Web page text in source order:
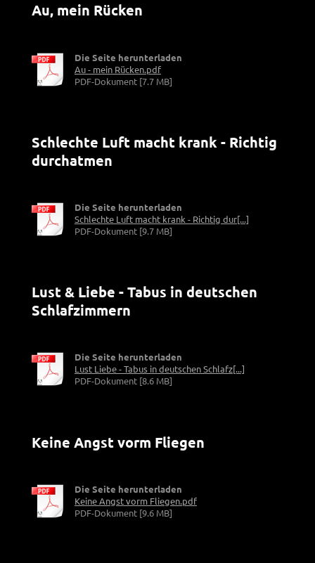
Au, mein Rücken
Die Seite herunterladen
Au - mein Rücken.pdf
PDF-Dokument [7.7 MB]
Schlechte Luft macht krank - Richtig
durchatmen
Die Seite herunterladen
Schlechte Luft macht krank - Richtig dur[...]
PDF-Dokument [9.7 MB]
Lust & Liebe - Tabus in deutschen
Schlafzimmern
Die Seite herunterladen
Lust Liebe - Tabus in deutschen Schlafz[...]
PDF-Dokument [8.6 MB]
Keine Angst vorm Fliegen
Die Seite herunterladen
Keine Angst vorm Fliegen.pdf
PDF-Dokument [9.6 MB]